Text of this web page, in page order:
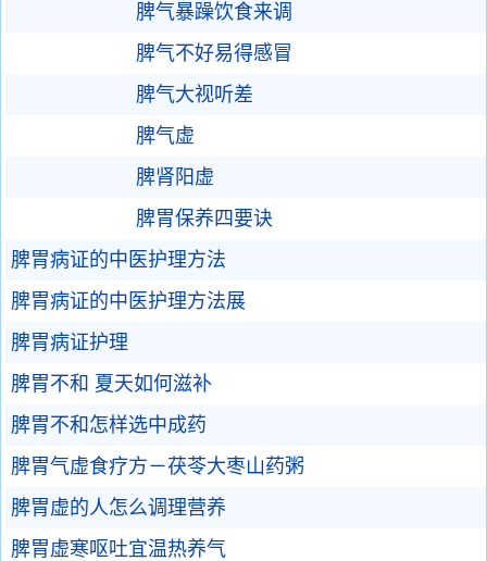
脾气暴躁饮食来调
脾气不好易得感冒
脾气大视听差
脾气虚
脾肾阳虚
脾胃保养四要诀
脾胃病证的中医护理方法
脾胃病证的中医护理方法展
脾胃病证护理
脾胃不和 夏天如何滋补
脾胃不和怎样选中成药
脾胃气虚食疗方－茯苓大枣山药粥
脾胃虚的人怎么调理营养
脾胃虚寒呕吐宜温热养气